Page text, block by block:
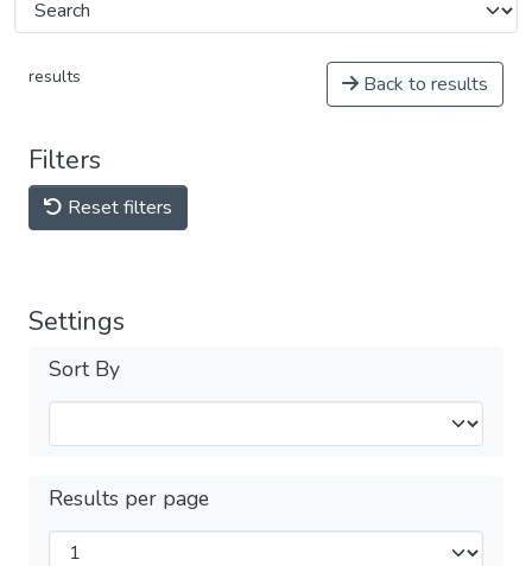
results Back to results
Filters
Reset filters
Settings
Sort By
Results per page